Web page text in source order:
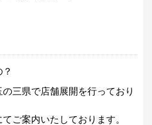
三県で店舗展開を行っており
ご案内いたしております。